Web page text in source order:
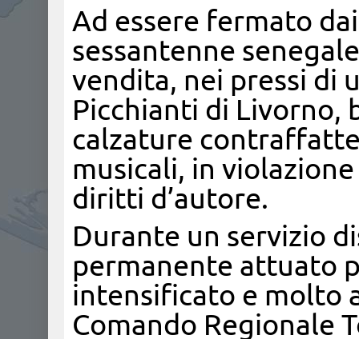
Ad essere fermato
sessantenne
vendita, nei pressi di
Picchianti di Livorno,
calzature
musicali, in
diritti d’autore.
Durante un servizio
permanente attuato
intensificato e molto
Comando Regionale